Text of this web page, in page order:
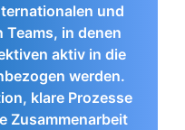
und
in denen
aktiv in die
werden.
klare Prozesse
Zusammenarbeit